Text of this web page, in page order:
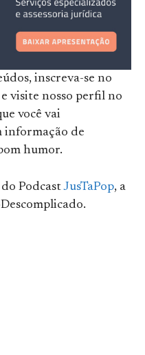
inscreva-se no
e visite nosso perfil no
você vai
informação de
humor.
PodcastJusTaPop, a